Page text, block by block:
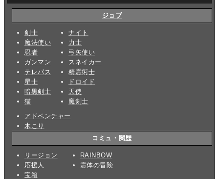
ジョブ
剣士
魔法使い
忍者
ガンマン
テレパス
星士
暗黒剣士
猫
ナイト
力士
弓矢使い
スネイカー
精霊術士
ドロイド
天使
魔剣士
アドベンチャー
木こり
コミュ・閲歴
リージョン
応援人
宝箱
RAINBOW
霊体の冒険